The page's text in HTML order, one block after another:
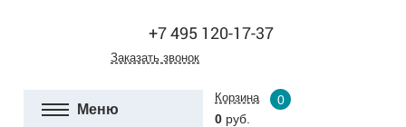
+7 495 120-17-37
Заказать звонок
Меню
Корзина
0
0 руб.